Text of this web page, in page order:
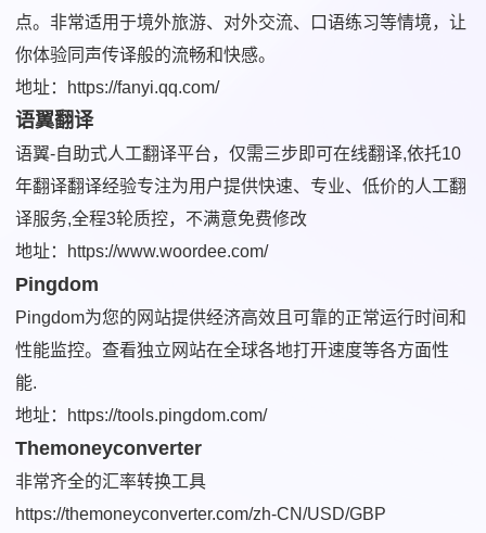
点。非常适用于境外旅游、对外交流、口语练习等情境，让
你体验同声传译般的流畅和快感。
地址：https://fanyi.qq.com/
语翼翻译
语翼-自助式人工翻译平台，仅需三步即可在线翻译,依托10
年翻译翻译经验专注为用户提供快速、专业、低价的人工翻
译服务,全程3轮质控，不满意免费修改
地址：https://www.woordee.com/
Pingdom
Pingdom为您的网站提供经济高效且可靠的正常运行时间和
性能监控。查看独立网站在全球各地打开速度等各方面性
能.
地址：https://tools.pingdom.com/
Themoneyconverter
非常齐全的汇率转换工具
https://themoneyconverter.com/zh-CN/USD/GBP